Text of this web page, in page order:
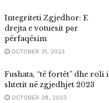
Integriteti Zgjedhor: E
drejta e votuesit pёr
përfaqësim
OCTOBER 31, 2023
Fushata, “të fortët” dhe roli i
shtetit në zgjedhjet 2023
OCTOBER 28, 2023